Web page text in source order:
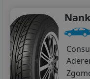
245/40R19
195/55R20
255/45R20